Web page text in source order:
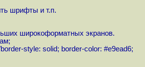
шрифты и т.п.
широкоформатных экранов.
style: solid; border-color: #e9ead6;